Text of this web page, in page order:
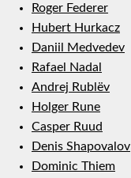
Roger Federer
Hubert Hurkacz
Daniil Medvedev
Rafael Nadal
Andrej Rublëv
Holger Rune
Casper Ruud
Denis Shapovalov
Dominic Thiem